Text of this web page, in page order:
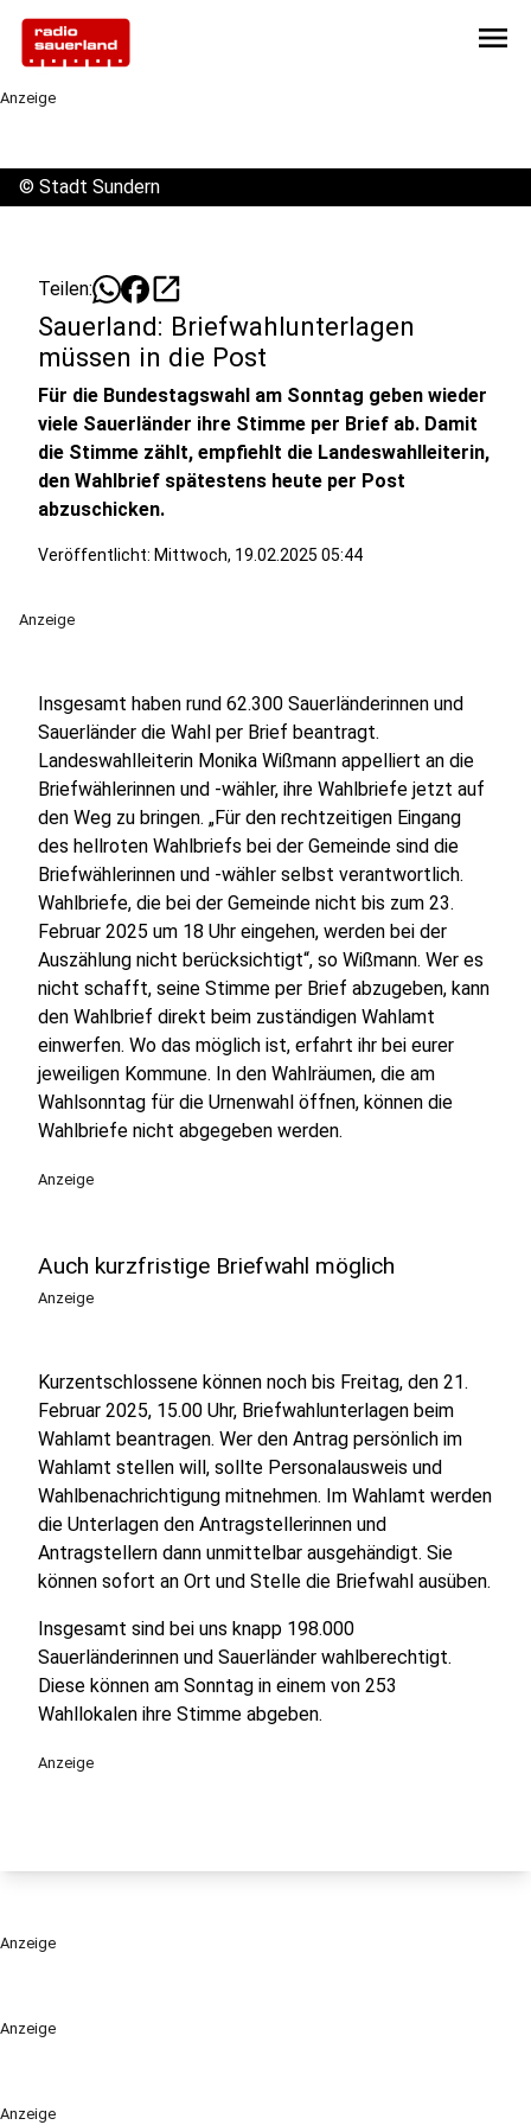
menu
Anzeige
Anzeige
Anzeige
© Stadt Sundern
Teilen: open_in_new
Sauerland: Briefwahlunterlagen
müssen in die Post
Für die Bundestagswahl am Sonntag geben wieder
viele Sauerländer ihre Stimme per Brief ab. Damit
die Stimme zählt, empfiehlt die Landeswahlleiterin,
den Wahlbrief spätestens heute per Post
abzuschicken.
Veröffentlicht: Mittwoch, 19.02.2025 05:44
Anzeige
Insgesamt haben rund 62.300 Sauerländerinnen und
Sauerländer die Wahl per Brief beantragt.
Landeswahlleiterin Monika Wißmann appelliert an die
Briefwählerinnen und -wähler, ihre Wahlbriefe jetzt auf
den Weg zu bringen. „Für den rechtzeitigen Eingang
des hellroten Wahlbriefs bei der Gemeinde sind die
Briefwählerinnen und -wähler selbst verantwortlich.
Wahlbriefe, die bei der Gemeinde nicht bis zum 23.
Februar 2025 um 18 Uhr eingehen, werden bei der
Auszählung nicht berücksichtigt“, so Wißmann. Wer es
nicht schafft, seine Stimme per Brief abzugeben, kann
den Wahlbrief direkt beim zuständigen Wahlamt
einwerfen. Wo das möglich ist, erfahrt ihr bei eurer
jeweiligen Kommune. In den Wahlräumen, die am
Wahlsonntag für die Urnenwahl öffnen, können die
Wahlbriefe nicht abgegeben werden.
Anzeige
Auch kurzfristige Briefwahl möglich
Anzeige
Kurzentschlossene können noch bis Freitag, den 21.
Februar 2025, 15.00 Uhr, Briefwahlunterlagen beim
Wahlamt beantragen. Wer den Antrag persönlich im
Wahlamt stellen will, sollte Personalausweis und
Wahlbenachrichtigung mitnehmen. Im Wahlamt werden
die Unterlagen den Antragstellerinnen und
Antragstellern dann unmittelbar ausgehändigt. Sie
können sofort an Ort und Stelle die Briefwahl ausüben.
Insgesamt sind bei uns knapp 198.000
Sauerländerinnen und Sauerländer wahlberechtigt.
Diese können am Sonntag in einem von 253
Wahllokalen ihre Stimme abgeben.
Anzeige
Anzeige